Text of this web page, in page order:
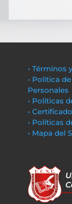
• Términos
• Política
Personales
• Políticas
•
• Políticas
• Mapa del